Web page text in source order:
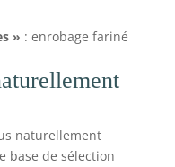
» : enrobage fariné
naturellement
base de sélection